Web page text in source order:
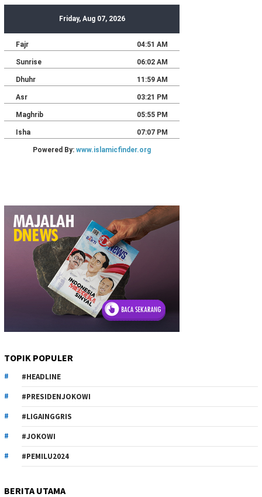
TOPIK POPULER
#HEADLINE
#PRESIDENJOKOWI
#LIGAINGGRIS
#JOKOWI
#PEMILU2024
BERITA UTAMA